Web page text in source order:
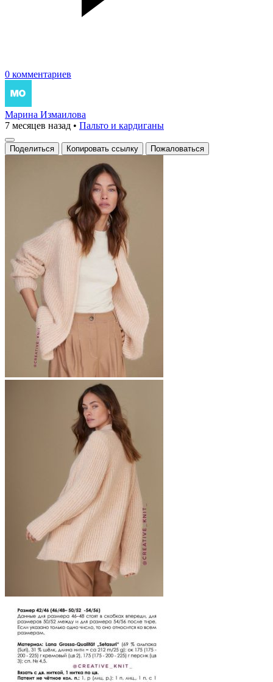
0 комментариев
Марина Измаилова
7 месяцев назад • Пальто и кардиганы
Поделиться Копировать ссылку Пожаловаться